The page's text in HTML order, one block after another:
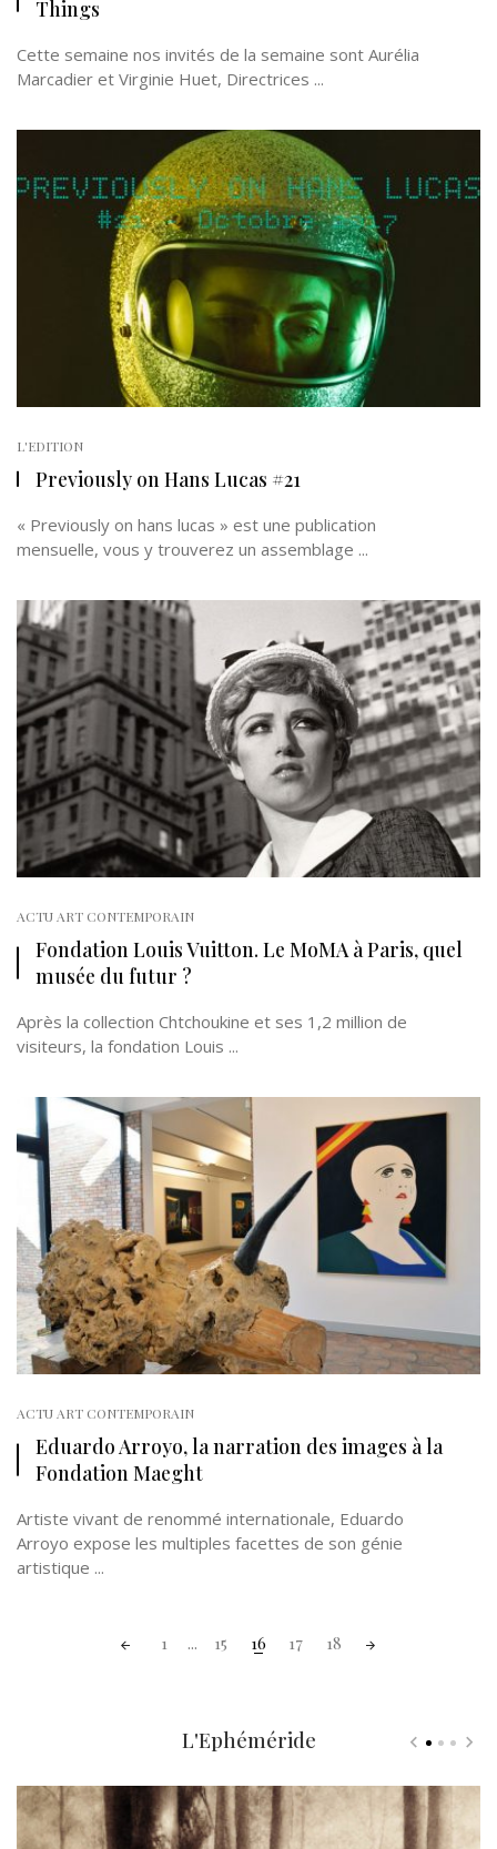
Things
Cette semaine nos invités de la semaine sont Aurélia
Marcadier et Virginie Huet, Directrices ...
L'EDITION
Previously on Hans Lucas #21
« Previously on hans lucas » est une publication
mensuelle, vous y trouverez un assemblage ...
ACTU ART CONTEMPORAIN
Fondation Louis Vuitton. Le MoMA à Paris, quel
musée du futur ?
Après la collection Chtchoukine et ses 1,2 million de
visiteurs, la fondation Louis ...
ACTU ART CONTEMPORAIN
Eduardo Arroyo, la narration des images à la
Fondation Maeght
Artiste vivant de renommé internationale, Eduardo
Arroyo expose les multiples facettes de son génie
artistique ...
1 ... 15 16 17 18
L'Ephéméride